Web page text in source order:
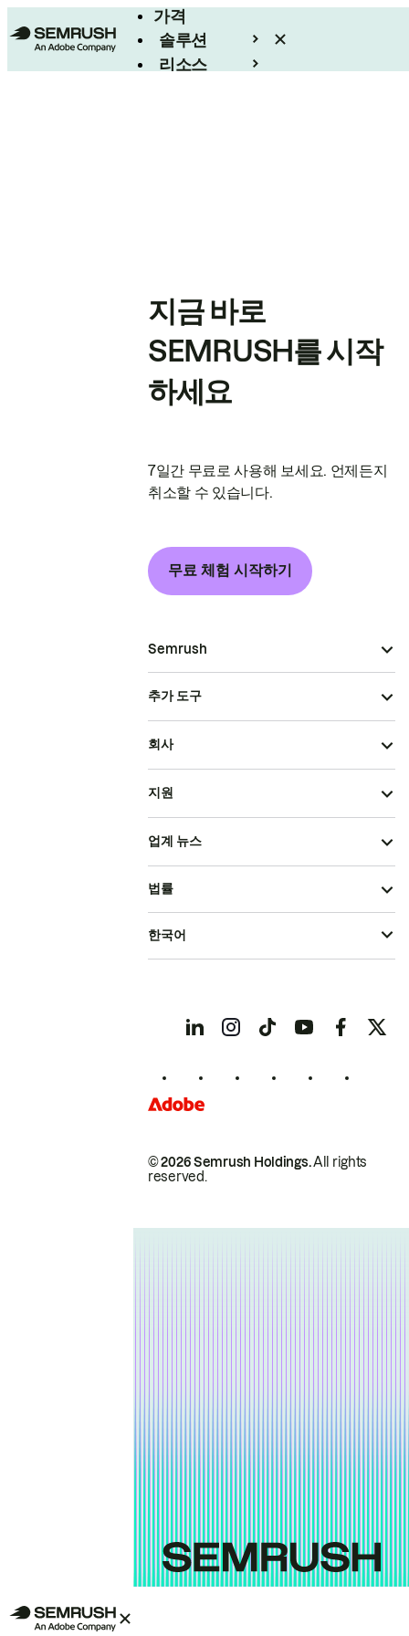
가격
솔루션
리소스
지금 바로
SEMRUSH를 시작
하세요
7일간 무료로 사용해 보세요. 언제든지
취소할 수 있습니다.
무료 체험 시작하기
Semrush
추가 도구
회사
지원
업계 뉴스
© 2026 Semrush Holdings.All rights
reserved.
법률
한국어